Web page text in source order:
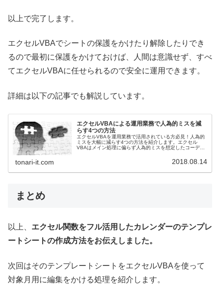
以上で完了します。
エクセルVBAでシートの保護をかけたり解除したりでき
るので最初に保護をかけておけば、人間は意識せず、すべ
てエクセルVBAに任せられるので安全に運用できます。
詳細は以下の記事でも解説しています。
エクセルVBAによる運用業務で人為的ミスを減
らす4つの方法
エクセルVBAを運用業務で活用されている方必見！人為的
ミスを大幅に減らす4つの方法を紹介します。エクセル
VBAはメイン処理に偏らず人為的ミスを想定したコーディ
tonari-it.com 2018.08.14
まとめ
以上、 エクセル関数をフル活用したカレンダーのテンプレ
ートシートの作成方法をお伝えしました。
次回はそのテンプレートシートをエクセルVBAを使って
対象月用に編集をかける処理を紹介します。